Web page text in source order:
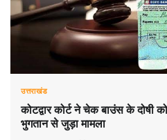
उत्तराखंड
कोटद्वार कोर्ट ने चेक बाउंस के दोषी
भुगतान से जुड़ा मामला